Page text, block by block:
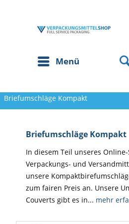
Menü
Briefumschläge Kompakt
Briefumschläge Kompakt
In diesem Teil unseres
Verpackungs- und
unsere
zum fairen Preis an. Unsere
Couverts gibt es in... mehr